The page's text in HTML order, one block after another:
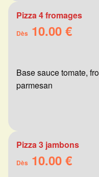
Pizza 4 fromages
Dès 10.00 €
Base sauce tomate,
parmesan
Pizza 3 jambons
Dès 10.00 €